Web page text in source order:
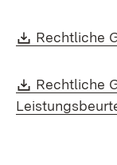
Download:
Rechtliche
Download:
Rechtliche